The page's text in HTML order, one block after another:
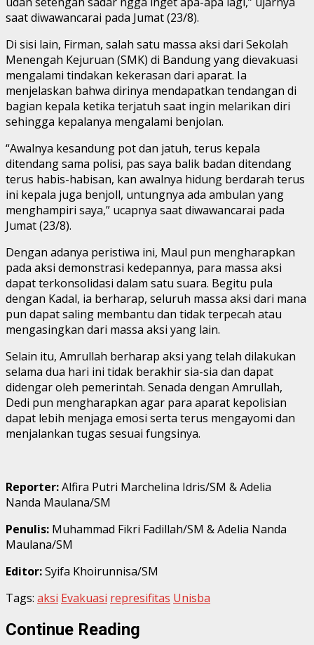
saat diwawancarai pada Jumat (23/8).
Di sisi lain, Firman, salah satu massa aksi dari Sekolah
Menengah Kejuruan (SMK) di Bandung yang dievakuasi
mengalami tindakan kekerasan dari aparat. Ia
menjelaskan bahwa dirinya mendapatkan tendangan di
bagian kepala ketika terjatuh saat ingin melarikan diri
sehingga kepalanya mengalami benjolan.
“Awalnya kesandung pot dan jatuh, terus kepala
ditendang sama polisi, pas saya balik badan ditendang
terus habis-habisan, kan awalnya hidung berdarah terus
ini kepala juga benjoll, untungnya ada ambulan yang
menghampiri saya,” ucapnya saat diwawancarai pada
Jumat (23/8).
Dengan adanya peristiwa ini, Maul pun mengharapkan
pada aksi demonstrasi kedepannya, para massa aksi
dapat terkonsolidasi dalam satu suara. Begitu pula
dengan Kadal, ia berharap, seluruh massa aksi dari mana
pun dapat saling membantu dan tidak terpecah atau
mengasingkan dari massa aksi yang lain.
Selain itu, Amrullah berharap aksi yang telah dilakukan
selama dua hari ini tidak berakhir sia-sia dan dapat
didengar oleh pemerintah. Senada dengan Amrullah,
Dedi pun mengharapkan agar para aparat kepolisian
dapat lebih menjaga emosi serta terus mengayomi dan
menjalankan tugas sesuai fungsinya.
Reporter:Alfira Putri Marchelina Idris/SM & Adelia
Nanda Maulana/SM
Penulis: Muhammad Fikri Fadillah/SM & Adelia Nanda
Maulana/SM
Editor:Syifa Khoirunnisa/SM
Tags: aksi Evakuasi represifitas Unisba
Continue Reading